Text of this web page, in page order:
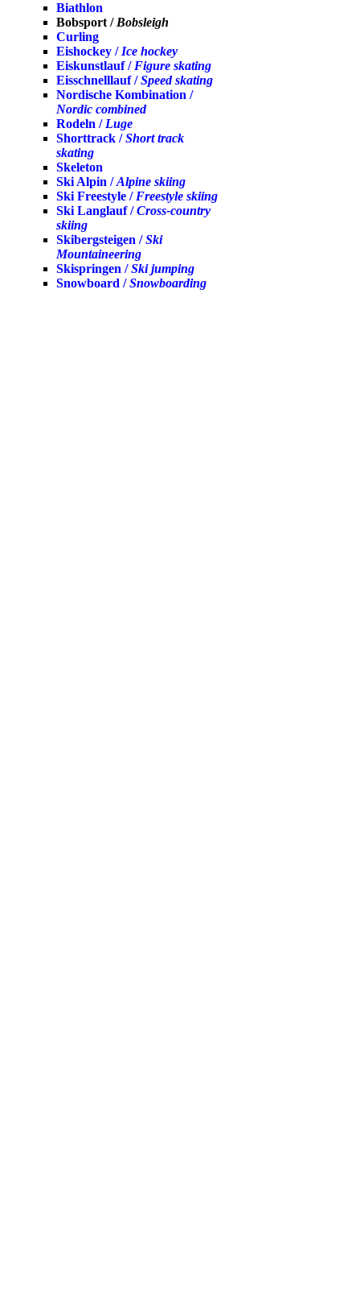
Biathlon
Bobsport / Bobsleigh
Curling
Eishockey / Ice hockey
Eiskunstlauf / Figure skating
Eisschnelllauf /Speed skating
Nordische Kombination /
Nordic combined
Rodeln / Luge
Shorttrack /Short track
skating
Skeleton
Ski Alpin /Alpine skiing
Ski Freestyle / Freestyle skiing
Ski Langlauf /Cross-country
skiing
Skibergsteigen /Ski
Mountaineering
Skispringen /Ski jumping
Snowboard /Snowboarding